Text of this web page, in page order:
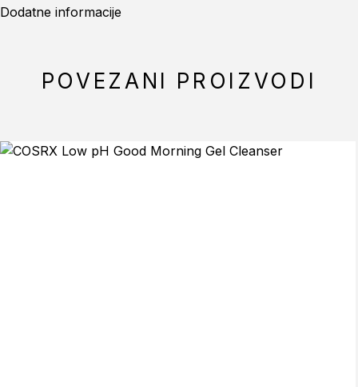
Dodatne informacije
POVEZANI PROIZVODI